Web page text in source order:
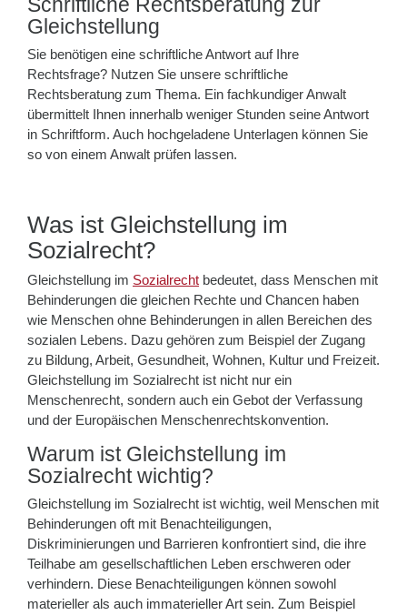
Schriftliche Rechtsberatung zur
Gleichstellung
Sie benötigen eine schriftliche Antwort auf Ihre
Rechtsfrage? Nutzen Sie unsere schriftliche
Rechtsberatung zum Thema. Ein fachkundiger Anwalt
übermittelt Ihnen innerhalb weniger Stunden seine Antwort
in Schriftform. Auch hochgeladene Unterlagen können Sie
so von einem Anwalt prüfen lassen.
Was ist Gleichstellung im
Sozialrecht?
Gleichstellung im Sozialrecht bedeutet, dass Menschen mit
Behinderungen die gleichen Rechte und Chancen haben
wie Menschen ohne Behinderungen in allen Bereichen des
sozialen Lebens. Dazu gehören zum Beispiel der Zugang
zu Bildung, Arbeit, Gesundheit, Wohnen, Kultur und Freizeit.
Gleichstellung im Sozialrecht ist nicht nur ein
Menschenrecht, sondern auch ein Gebot der Verfassung
und der Europäischen Menschenrechtskonvention.
Warum ist Gleichstellung im
Sozialrecht wichtig?
Gleichstellung im Sozialrecht ist wichtig, weil Menschen mit
Behinderungen oft mit Benachteiligungen,
Diskriminierungen und Barrieren konfrontiert sind, die ihre
Teilhabe am gesellschaftlichen Leben erschweren oder
verhindern. Diese Benachteiligungen können sowohl
materieller als auch immaterieller Art sein. Zum Beispiel